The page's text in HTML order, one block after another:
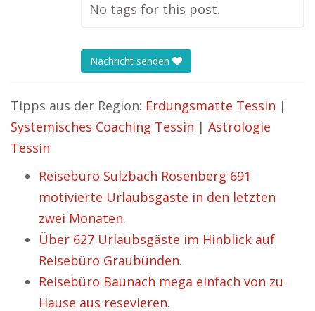
No tags for this post.
Nachricht senden
Tipps aus der Region: Erdungsmatte Tessin |
Systemisches Coaching Tessin | Astrologie
Tessin
Reisebüro Sulzbach Rosenberg 691
motivierte Urlaubsgäste in den letzten
zwei Monaten.
Über 627 Urlaubsgäste im Hinblick auf
Reisebüro Graubünden.
Reisebüro Baunach mega einfach von zu
Hause aus resevieren.